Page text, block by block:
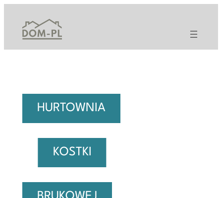
treści
HURTOWNIA
KOSTKI